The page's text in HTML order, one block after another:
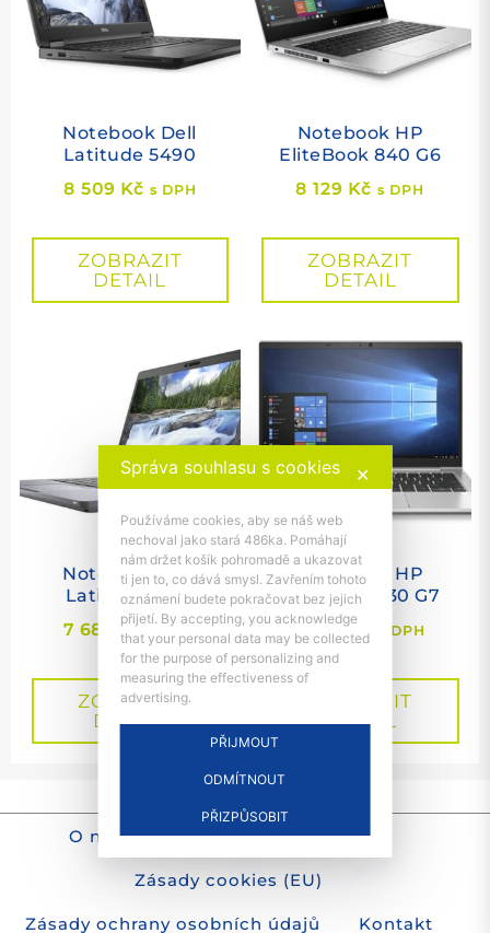
Notebook Dell
Latitude 5490
8 509 Kč s DPH
ZOBRAZIT
DETAIL
Notebook HP
EliteBook 840 G6
8 129 Kč s DPH
ZOBRAZIT
DETAIL
Notebook Dell
Latitude 5410
7 689 Kč s DPH
ZOBRAZIT
DETAIL
Notebook HP
EliteBook 830 G7
8 419Kč s DPH
ZOBRAZIT
DETAIL
O nákupu Obchodní podmínky
Zásady cookies (EU)
Zásady ochrany osobních údajů Kontakt
Správa souhlasu s cookies ✕
Používáme cookies, aby se náš web
nechoval jako stará 486ka. Pomáhají
nám držet košík pohromadě a ukazovat
ti jen to, co dává smysl. Zavřením tohoto
oznámení budete pokračovat bez jejich
přijetí. By accepting, you acknowledge
that your personal data may be collected
for the purpose of personalizing and
measuring the effectiveness of
advertising.
PŘIJMOUT
ODMÍTNOUT
PŘIZPŮSOBIT